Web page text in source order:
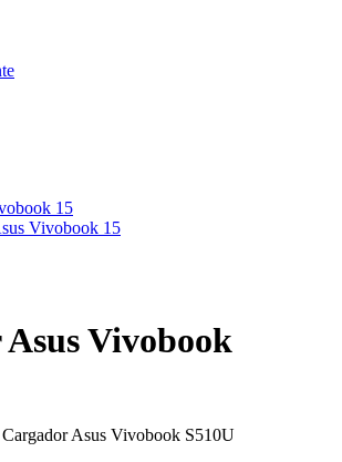
Vivobook 15
Vivobook
Asus Vivobook S510U